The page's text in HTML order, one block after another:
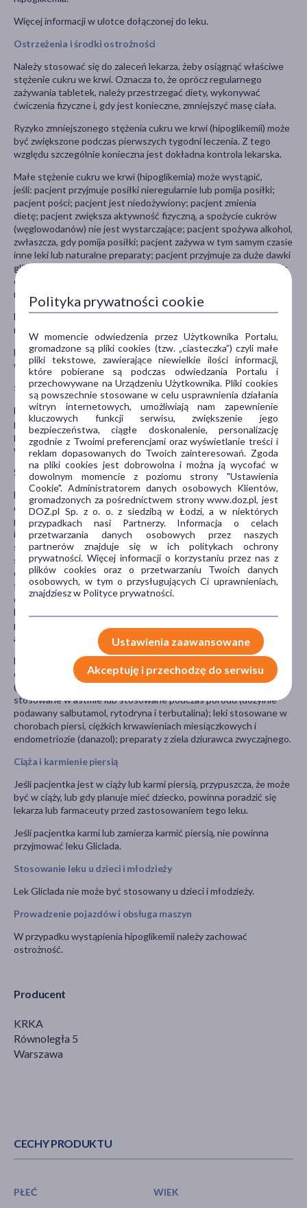
Producent
KRKA
Równoległa 5
Warszawa
Więcej informacji w ulotce dołączonej do leku.
Ostrzeżenia i środki ostrożności
Należy stosować się do zaleceń lekarza, żeby osiągnąć właściwe
stężenie cukru we krwi. Oznacza to, że oprócz regularnego
zażywania tabletek, należy przestrzegać diety, wykonywać
ćwiczenia fizyczne i, gdy jest konieczne, zmniejszyć masę ciała.
Ryzyko zmniejszonego stężenia cukru we krwi (hipoglikemii) może
być zwiększone podczas pierwszych tygodni leczenia. Z tego
względu szczególnie konieczna jest dokładna kontrola lekarska.
Małe stężenie cukru we krwi (hipoglikemia) może wystąpić,
jeśli: pacjent przyjmuje posiłki nieregularnie lub pomija posiłki;
pacjent pości; pacjent jest niedożywiony; pacjent zmienia
dietę; pacjent zwiększa aktywność fizyczną, a spożycie cukrów
(węglowodanów) nie jest wystarczające; pacjent spożywa alkohol,
zwłaszcza, gdy pomija posiłki; pacjent zażywa w tym samym czasie
inne leki lub naturalne preparaty; pacjent przyjmuje za duże dawki
gliklazydu; pacjent ma pewne zaburzenia hormonalne (zaburzenia
czynności tarczycy, przysadki mózgowej lub kory
nadnerczy); czynność nerek lub wątroby jest poważnie osłabiona.
Lek Gliclada w postaci tabletek o zmodyfikowanym uwalnianiu
można przyjmować z jedzeniem i bezalkoholowymi napojami.
Nie zaleca się picia alkoholu, ponieważ może to nieprzewidywalnie
wpłynąć na kontrolę cukrzycy.
Stosowanie innych leków
Należy powiedzieć lekarzowi o wszystkich lekach przyjmowanych
przez pacjenta obecnie lub ostatnio, a także o lekach, które
pacjent planuje przyjmować, w tym również o tych, które
wydawane są bez recepty.
Szczególnie ważna jest informacja jeśli pacjent stosuje:
Leki nasilające działanie glikozydu, są to: inne leki stosowane w
celu obniżenia dużego stężenia cukru we krwi (doustne leki
przeciwcukrzycowe, agoniści receptora GLP-1 lub
insulina); antybiotyki (sulfonamidy, klarytromycyna); leki
stosowane w wysokim ciśnieniu tętniczym lub niewydolności
serca (beta-adrenolityki, inhibitory ACE, takie jak kaptopryl czy
enalapryl); - leki stosowane w zakażeniach grzybiczych (mikonazol,
flukonazol); leki stosowane w leczeniu wrzodów żołądka lub
dwunastnicy (leki blokujące receptory H2); leki stosowane w
leczeniu depresji (inhibitory MAO); leki przeciwbólowe lub
przeciwreumatyczne (fenylbutazon, ibuprofen); leki zawierające
alkohol.
Leki osłabiające działanie gliklazydu, są to: leki stosowane w
chorobach ośrodkowego układu nerwowego
(chlorpromazyna); leki przeciwzapalne (kortykosteroidy); leki
stosowane w astmie lub stosowane podczas porodu (dożylnie
podawany salbutamol, rytodryna i terbutalina); leki stosowane w
chorobach piersi, ciężkich krwawieniach miesiączkowych i
endometriozie (danazol); preparaty z ziela dziurawca zwyczajnego.
Ciąża i karmienie piersią
Jeśli pacjentka jest w ciąży lub karmi piersią, przypuszcza, że może
być w ciąży, lub gdy planuje mieć dziecko, powinna poradzić się
lekarza lub farmaceuty przed zastosowaniem tego leku.
Jeśli pacjentka karmi lub zamierza karmić piersią, nie powinna
przyjmować leku Gliclada.
Stosowanie leku u dzieci i młodzieży
Lek Gliclada nie może być stosowany u dzieci i młodzieży.
Prowadzenie pojazdów i obsługa maszyn
W przypadku wystąpienia hipoglikemii należy zachować
ostrożność.
CECHY PRODUKTU
PŁEĆ WIEK
Polityka prywatności cookie
W momencie odwiedzenia przez Użytkownika Portalu,
gromadzone są pliki cookies (tzw. „ciasteczka”) czyli małe
pliki tekstowe, zawierające niewielkie ilości informacji,
które pobierane są podczas odwiedzania Portalu i
przechowywane na Urządzeniu Użytkownika. Pliki cookies
są powszechnie stosowane w celu usprawnienia działania
witryn internetowych, umożliwiają nam zapewnienie
kluczowych funkcji serwisu, zwiększenie jego
bezpieczeństwa, ciągłe doskonalenie, personalizację
zgodnie z Twoimi preferencjami oraz wyświetlanie treści i
reklam dopasowanych do Twoich zainteresowań. Zgoda
na pliki cookies jest dobrowolna i można ją wycofać w
dowolnym momencie z poziomu strony "Ustawienia
Cookie". Administratorem danych osobowych Klientów,
gromadzonych za pośrednictwem strony www.doz.pl, jest
DOZ.pl Sp. z o. o. z siedzibą w Łodzi, a w niektórych
przypadkach nasi Partnerzy. Informacja o celach
przetwarzania danych osobowych przez naszych
partnerów znajduje się w ich politykach ochrony
prywatności. Więcej informacji o korzystaniu przez nas z
plików cookies oraz o przetwarzaniu Twoich danych
osobowych, w tym o przysługujących Ci uprawnieniach,
znajdziesz w Polityce prywatności.
Ustawienia zaawansowane
Akceptuję i przechodzę do serwisu